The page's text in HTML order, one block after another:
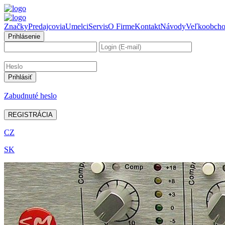
ZnačkyPredajcoviaUmelciServisO FirmeKontaktNávody
Prihlásenie
Zabudnuté heslo
REGISTRÁCIA
CZ
SK